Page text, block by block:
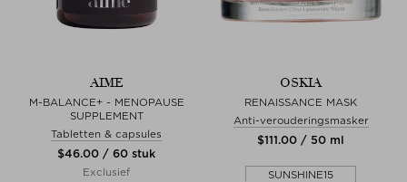
AIME
M-BALANCE+ - MENOPAUSE
SUPPLEMENT
Tabletten & capsules
$‌46.00 / 60 stuk
Exclusief
OSKIA
RENAISSANCE MASK
Anti-verouderingsmasker
$‌111.00 / 50 ml
SUNSHINE15